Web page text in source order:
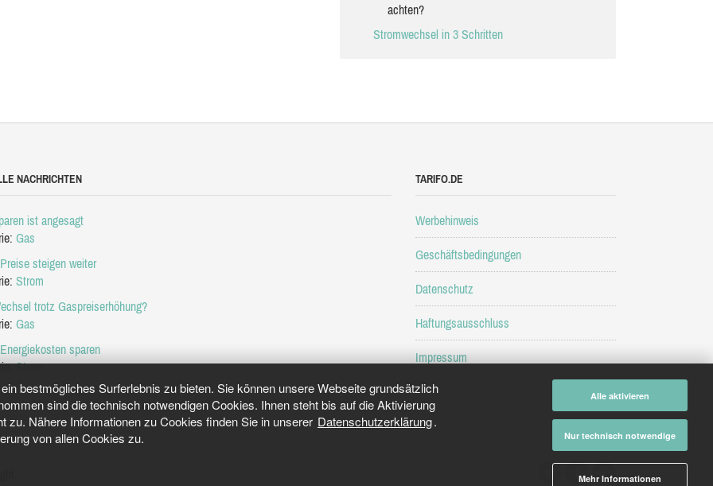
bestmögliches Surferlebnis zu bieten. Sie können unsere Webseite grundsätzlich
sind die technisch notwendigen Cookies. Ihnen steht bis auf die Aktivierung
Nähere Informationen zu Cookies finden Sie in unserer Datenschutzerklärung.
von allen Cookies zu.
Alle aktivieren
Nur technisch notwendige
Mehr Informationen
achten?
Stromwechsel in 3 Schritten
NACHRICHTEN
ist angesagt
Gas
steigen weiter
Strom
trotz Gaspreiserhöhung?
Gas
sparen
Strom
TARIFO.DE
Werbehinweis
Geschäftsbedingungen
Datenschutz
Haftungsausschluss
Impressum